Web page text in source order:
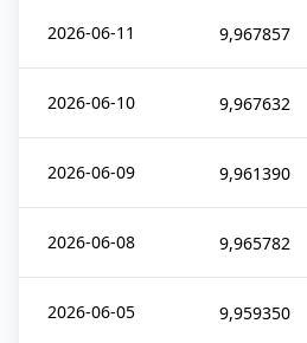
2026-06-11 9,967857
2026-06-10 9,967632
2026-06-09 9,961390
2026-06-08 9,965782
2026-06-05 9,959350